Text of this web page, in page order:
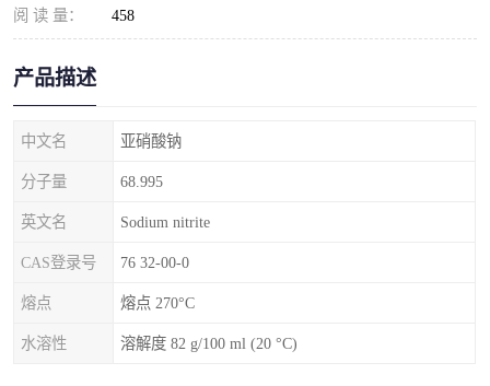
阅 读 量： 458
产品描述
中文名 亚硝酸钠
分子量 68.995
英文名 Sodium nitrite
CAS登录号 76 32-00-0
熔点 熔点 270°C
水溶性 溶解度 82 g/100 ml (20 °C)